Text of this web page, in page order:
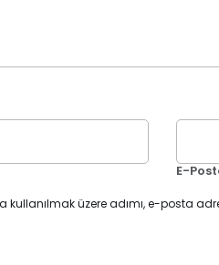
E-
kullanılmak üzere adımı, e-posta